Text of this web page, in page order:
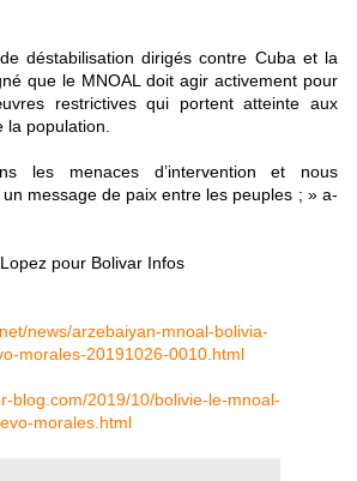
déstabilisation dirigés contre Cuba et la
que le MNOAL doit agir activement pour
restrictives qui portent atteinte aux
population.
les menaces d’intervention et nous
message de paix entre les peuples ; » a-
pour Bolivar Infos
news/arzebaiyan-mnoal-bolivia-
morales-20191026-0010.html
blog.com/2019/10/bolivie-le-mnoal-
morales.html